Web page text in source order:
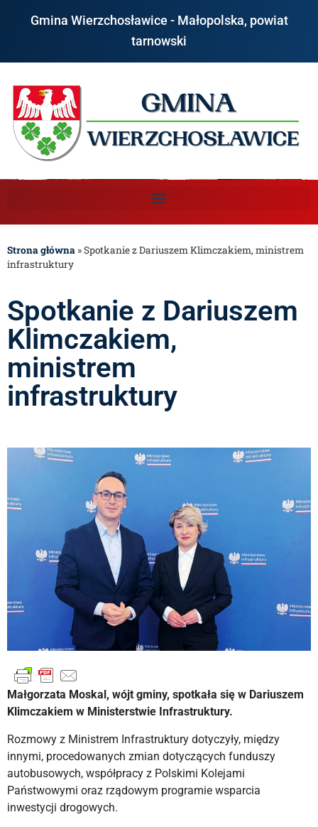
Gmina Wierzchosławice - Małopolska, powiat
tarnowski
Strona główna »Spotkanie z Dariuszem Klimczakiem, ministrem
infrastruktury
Spotkanie z Dariuszem
Klimczakiem,
ministrem
infrastruktury
Małgorzata Moskal, wójt gminy, spotkała się w Dariuszem
Klimczakiem w Ministerstwie Infrastruktury.
Rozmowy z Ministrem Infrastruktury dotyczyły, między
innymi, procedowanych zmian dotyczących funduszy
autobusowych, współpracy z Polskimi Kolejami
Państwowymi oraz rządowym programie wsparcia
inwestycji drogowych.